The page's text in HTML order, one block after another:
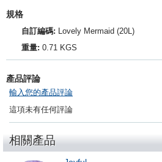
規格
自訂編碼: Lovely Mermaid (20L)
重量: 0.71 KGS
產品評論
輸入您的產品評論
這項未有任何評論
相關產品